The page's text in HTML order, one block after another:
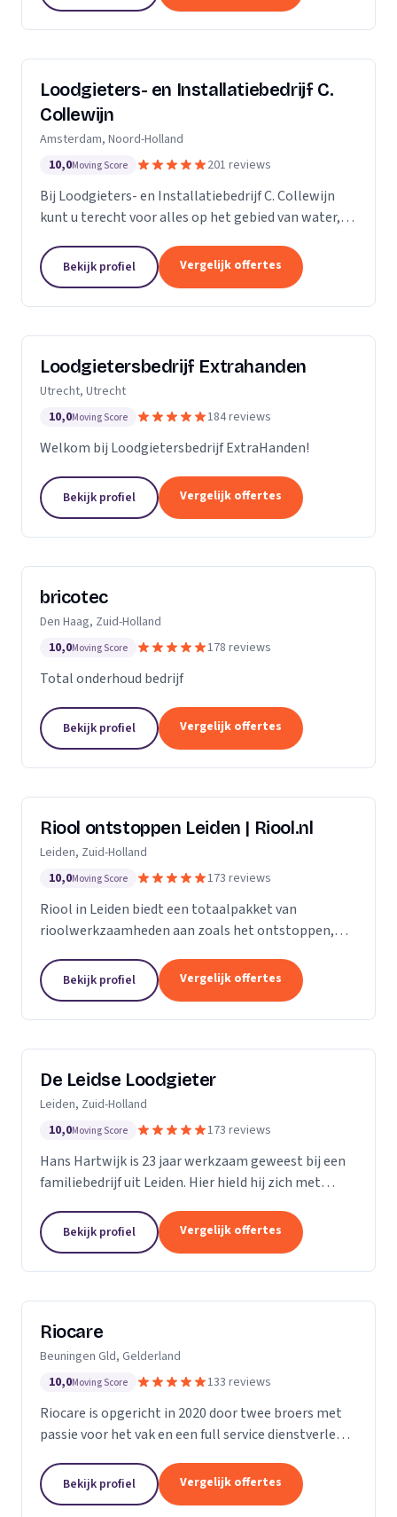
Loodgieters- en Installatiebedrijf C.
Collewijn
Amsterdam, Noord-Holland
10,0Moving Score 201 reviews
Bij Loodgieters- en Installatiebedrijf C. Collewijn
kunt u terecht voor alles op het gebied van water,
zinkwerken. Voor vakkundig installeren,...
Bekijk profiel Vergelijk offertes
Loodgietersbedrijf Extrahanden
Utrecht, Utrecht
10,0Moving Score 184 reviews
Welkom bij Loodgietersbedrijf ExtraHanden!
Bekijk profiel Vergelijk offertes
bricotec
Den Haag, Zuid-Holland
10,0Moving Score 178 reviews
Total onderhoud bedrijf
Bekijk profiel Vergelijk offertes
Riool ontstoppen Leiden | Riool.nl
Leiden, Zuid-Holland
10,0Moving Score 173 reviews
Riool in Leiden biedt een totaalpakket van
rioolwerkzaamheden aan zoals het ontstoppen,
jouw riool verstopt in Leiden, dan gaan onze...
Bekijk profiel Vergelijk offertes
De Leidse Loodgieter
Leiden, Zuid-Holland
10,0Moving Score 173 reviews
Hans Hartwijk is 23 jaar werkzaam geweest bij een
familiebedrijf uit Leiden. Hier hield hij zich met
verder gegaan als de Leidse Loodgieter. Met de...
Bekijk profiel Vergelijk offertes
Riocare
Beuningen Gld, Gelderland
10,0Moving Score 133 reviews
Riocare is opgericht in 2020 door twee broers met
passie voor het vak en een full service dienstverlener
leveren diensten op het gebied van...
Bekijk profiel Vergelijk offertes